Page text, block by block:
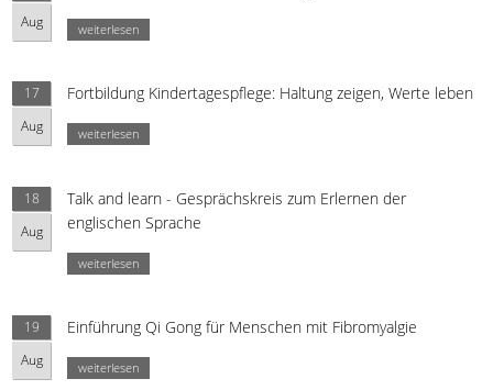
Aug
weiterlesen
17
Aug
Fortbildung Kindertagespflege: Haltung zeigen, Werte leben
weiterlesen
18
Aug
Talk and learn - Gesprächskreis zum Erlernen der
englischen Sprache
weiterlesen
19
Aug
Einführung Qi Gong für Menschen mit Fibromyalgie
weiterlesen